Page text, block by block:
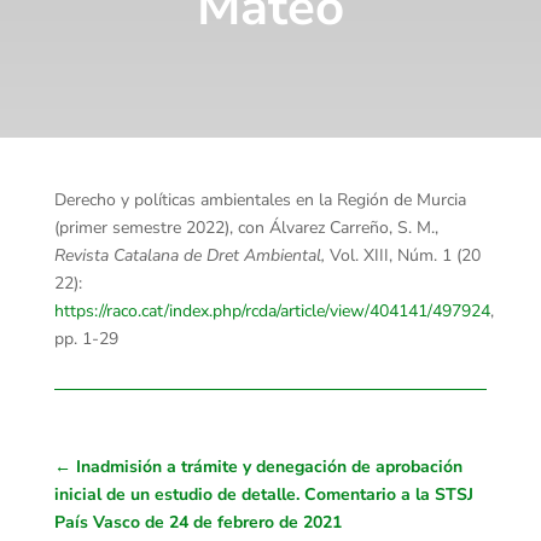
Derecho y políticas ambientales en la Región de Murcia
(primer semestre 2022), con Álvarez Carreño, S. M.,
Revista Catalana de Dret Ambiental, Vol. XIII, Núm. 1 (20
22):
https://raco.cat/index.php/rcda/article/view/404141/497924,
pp. 1-29
← Inadmisión a trámite y denegación de aprobación
inicial de un estudio de detalle. Comentario a la STSJ
País Vasco de 24 de febrero de 2021